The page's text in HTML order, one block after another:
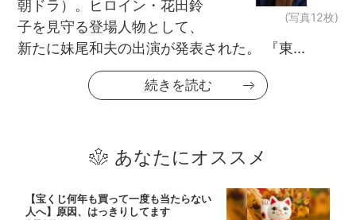
(写真12枚)
朝ドラ）。ヒロイン・花田鈴
子を見守る登場人物として、
新たに妹尾和夫の出演が発表された。 『東...
続きを読む
あなたにオススメ
【宝くじ何年も買って一度も当たらない
人へ】原因、はっきりしてます